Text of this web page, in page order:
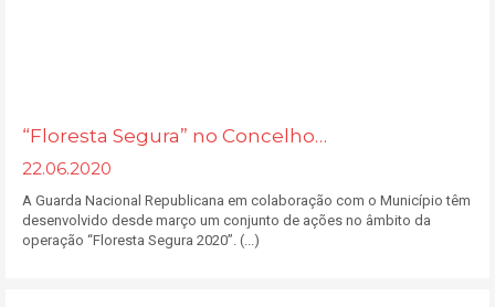
“Floresta Segura” no Concelho…
22.06.2020
A Guarda Nacional Republicana em colaboração com o Município têm
desenvolvido desde março um conjunto de ações no âmbito da
operação “Floresta Segura 2020”. (...)